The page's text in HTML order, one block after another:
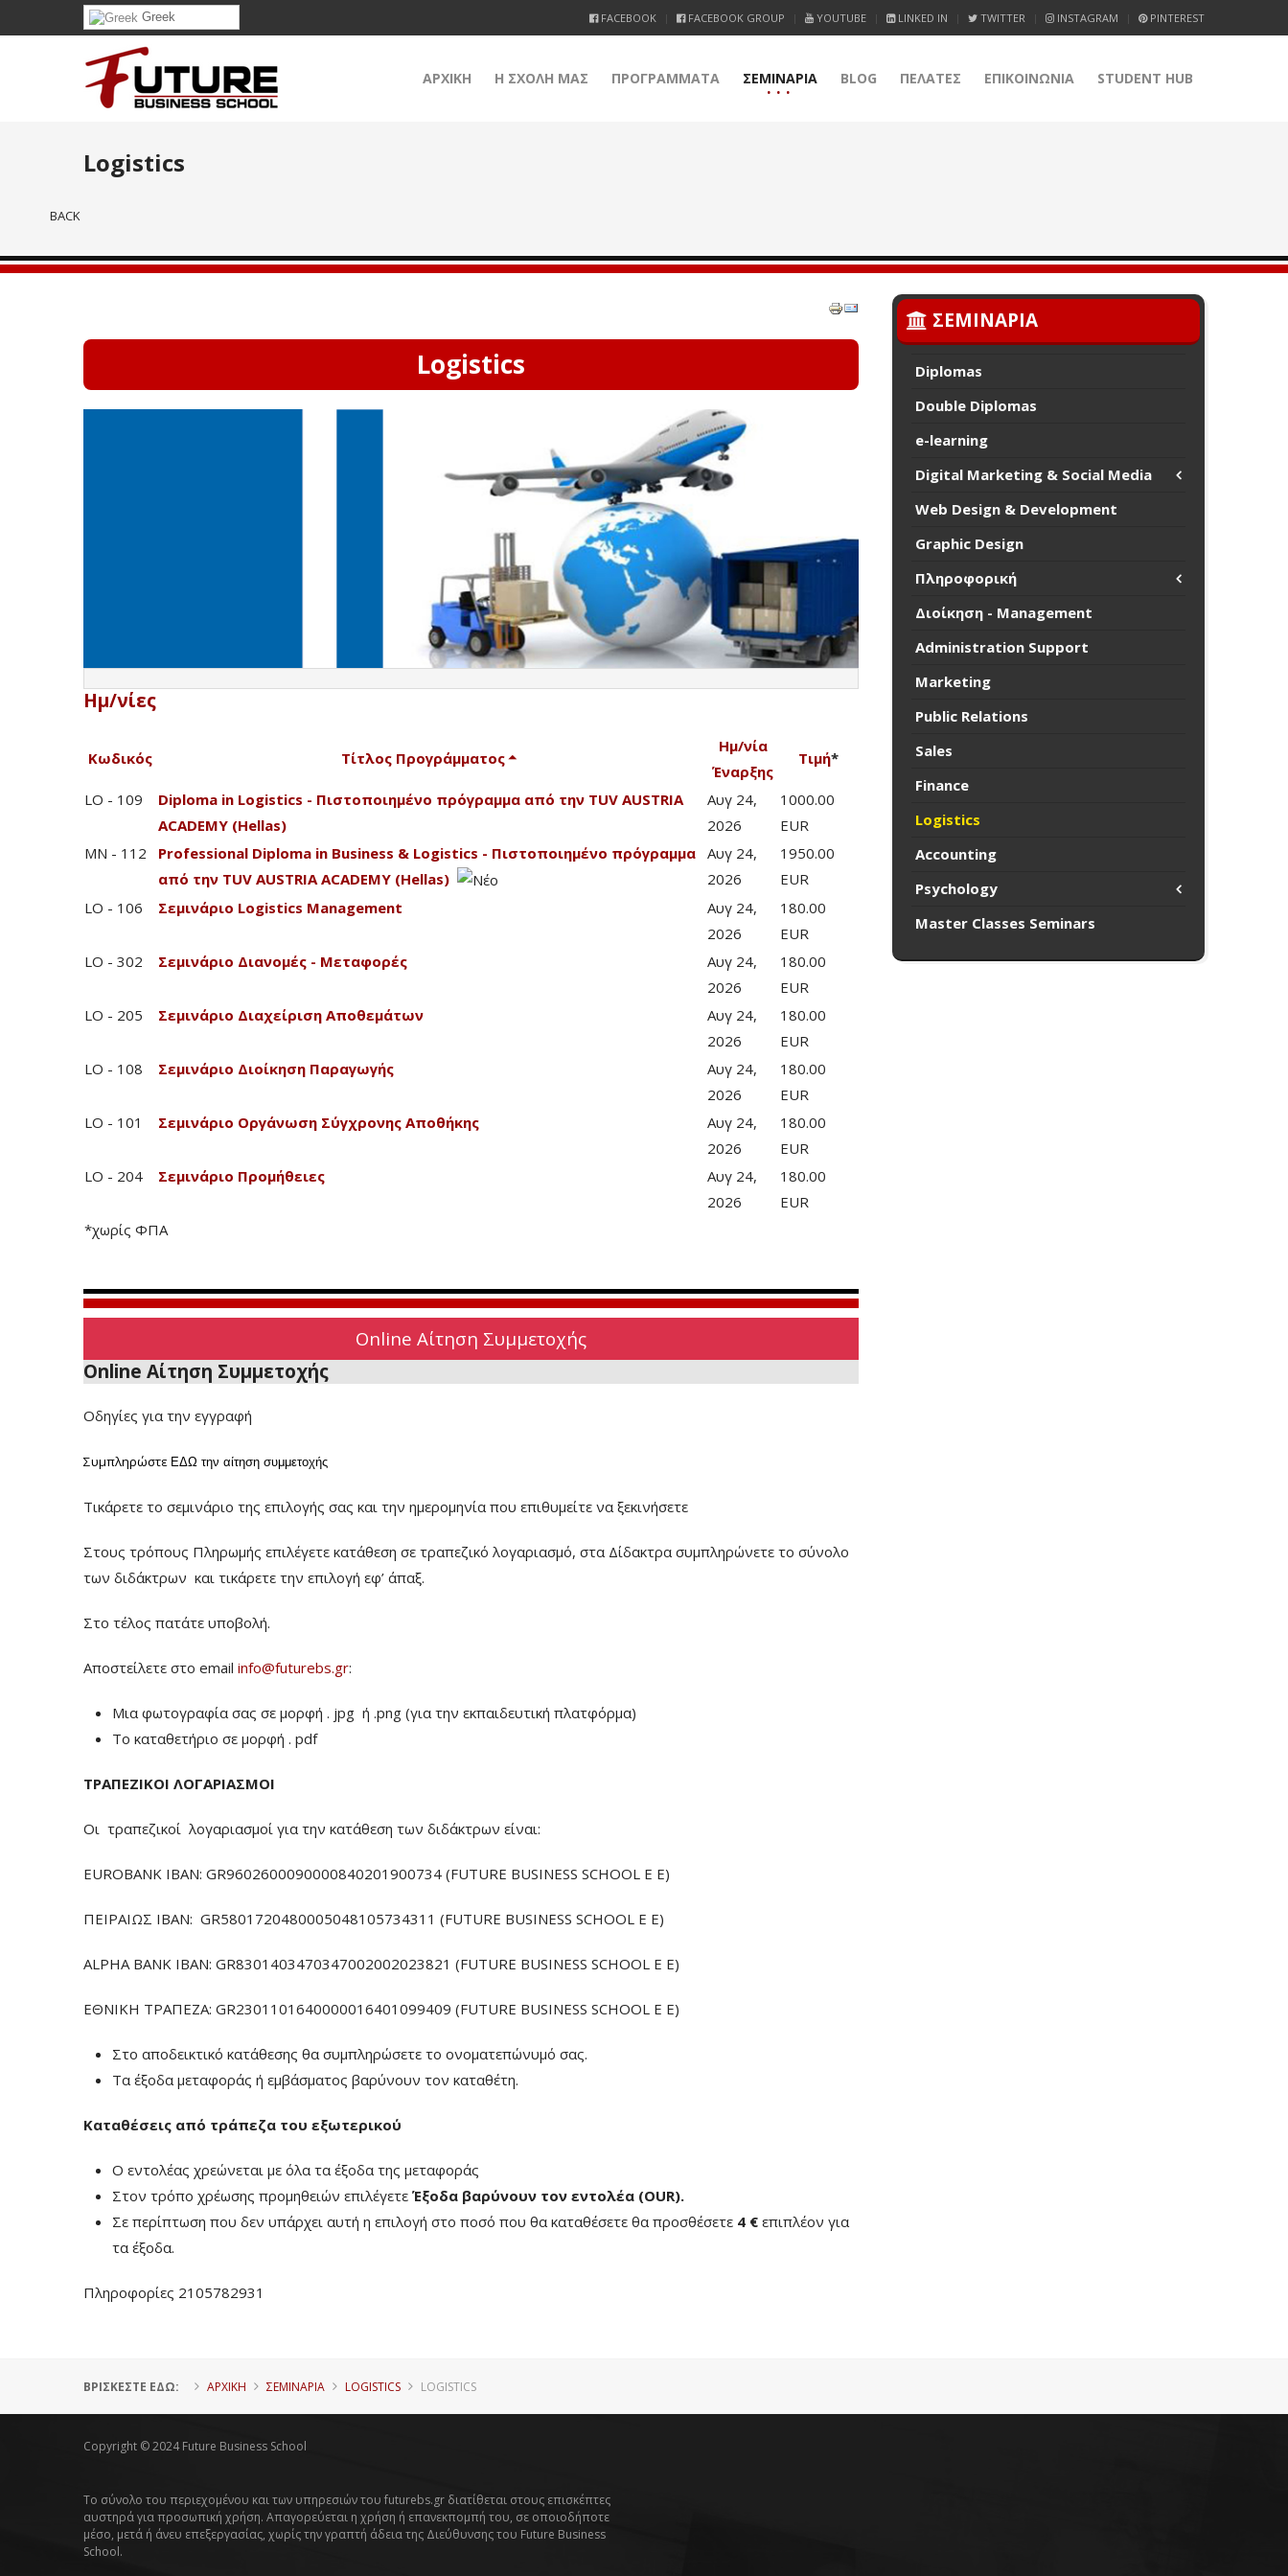
Greek FACEBOOK FACEBOOK GROUP YOUTUBE LINKED IN TWITTER INSTAGRAM PINTEREST
ΑΡΧΙΚΗ Η ΣΧΟΛΗ ΜΑΣ ΠΡΟΓΡΑΜΜΑΤΑ ΣΕΜΙΝΑΡΙΑ BLOG ΠΕΛΑΤΕΣ ΕΠΙΚΟΙΝΩΝΙΑ STUDENT HUB
Logistics
BACK
Logistics
Ημ/νίες
Κωδικός Τίτλος Προγράμματος
Ημ/νία
Έναρξης
Τιμή*
LO - 109
Diploma in Logistics - Πιστοποιημένο πρόγραμμα από την TUV AUSTRIA
ACADEMY (Hellas)
Αυγ 24,
2026
1000.00
EUR
MN - 112
Professional Diploma in Business & Logistics - Πιστοποιημένο πρόγραμμα
από την TUV AUSTRIA ACADEMY (Hellas)
Αυγ 24,
2026
1950.00
EUR
LO - 106
Σεμινάριο Logistics Management
Αυγ 24,
2026
180.00
EUR
LO - 302
Σεμινάριο Διανομές - Μεταφορές
Αυγ 24,
2026
180.00
EUR
LO - 205
Σεμινάριο Διαχείριση Αποθεμάτων
Αυγ 24,
2026
180.00
EUR
LO - 108
Σεμινάριο Διοίκηση Παραγωγής
Αυγ 24,
2026
180.00
EUR
LO - 101
Σεμινάριο Οργάνωση Σύγχρονης Αποθήκης
Αυγ 24,
2026
180.00
EUR
LO - 204
Σεμινάριο Προμήθειες
Αυγ 24,
2026
180.00
EUR
*χωρίς ΦΠΑ
Online Αίτηση Συμμετοχής
Online Αίτηση Συμμετοχής
Οδηγίες για την εγγραφή
Συμπληρώστε ΕΔΩ την αίτηση συμμετοχής
Τικάρετε το σεμινάριο της επιλογής σας και την ημερομηνία που επιθυμείτε να ξεκινήσετε
Στους τρόπους Πληρωμής επιλέγετε κατάθεση σε τραπεζικό λογαριασμό, στα Δίδακτρα συμπληρώνετε το σύνολο
των διδάκτρων και τικάρετε την επιλογή εφ’ άπαξ.
Στο τέλος πατάτε υποβολή.
Αποστείλετε στο email info@futurebs.gr:
Μια φωτογραφία σας σε μορφή . jpg ή .png (για την εκπαιδευτική πλατφόρμα)
To καταθετήριο σε μορφή . pdf
ΤΡΑΠΕΖΙΚΟΙ ΛΟΓΑΡΙΑΣΜΟΙ
Οι τραπεζικοί λογαριασμοί για την κατάθεση των διδάκτρων είναι:
EUROBANK IBAN: GR9602600090000840201900734 (FUTURE BUSINESS SCHOOL E E)
ΠΕΙΡΑΙΩΣ ΙΒΑΝ: GR5801720480005048105734311 (FUTURE BUSINESS SCHOOL E E)
ALPHA BANK IBAN: GR8301403470347002002023821 (FUTURE BUSINESS SCHOOL E E)
ΕΘΝΙΚΗ ΤΡΑΠΕΖΑ: GR2301101640000016401099409 (FUTURE BUSINESS SCHOOL E E)
Στο αποδεικτικό κατάθεσης θα συμπληρώσετε το ονοματεπώνυμό σας.
Τα έξοδα μεταφοράς ή εμβάσματος βαρύνουν τον καταθέτη.
Καταθέσεις από τράπεζα του εξωτερικού
Ο εντολέας χρεώνεται με όλα τα έξοδα της μεταφοράς
Στον τρόπο χρέωσης προμηθειών επιλέγετε Έξοδα βαρύνουν τον εντολέα (ΟUR).
Σε περίπτωση που δεν υπάρχει αυτή η επιλογή στο ποσό που θα καταθέσετε θα προσθέσετε 4 € επιπλέον για
τα έξοδα.
Πληροφορίες 2105782931
ΣΕΜΙΝΑΡΙΑ
Diplomas
Double Diplomas
e-learning
Digital Marketing & Social Media
Web Design & Development
Graphic Design
Πληροφορική
Διοίκηση - Management
Administration Support
Marketing
Public Relations
Sales
Finance
Logistics
Accounting
Psychology
Master Classes Seminars
ΒΡΊΣΚΕΣΤΕ ΕΔΏ: ΑΡΧΙΚΗ ΣΕΜΙΝΑΡΙΑ LOGISTICS LOGISTICS
Copyright © 2024 Future Business School
Το σύνολο του περιεχομένου και των υπηρεσιών του futurebs.gr διατίθεται στους επισκέπτες
αυστηρά για προσωπική χρήση. Απαγορεύεται η χρήση ή επανεκπομπή του, σε οποιοδήποτε
μέσο, μετά ή άνευ επεξεργασίας, χωρίς την γραπτή άδεια της Διεύθυνσης του Future Business
School.